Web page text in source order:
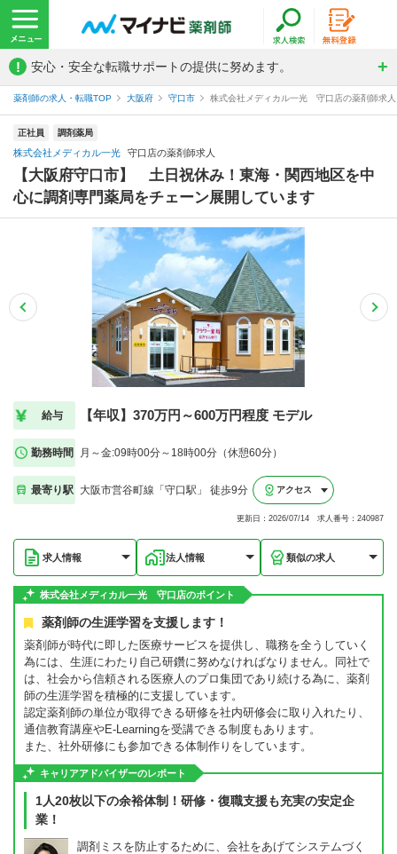
! 安心・安全な転職サポートの提供に努めます。
薬剤師の求人・転職TOP 大阪府 守口市 株式会社メディカル一光 守口店の薬剤師求人
正社員 調剤薬局
株式会社メディカル一光 守口店の薬剤師求人
【大阪府守口市】 土日祝休み！東海・関西地区を中
心に調剤専門薬局をチェーン展開しています
給与 【年収】370万円～600万円程度 モデル
勤務時間 月～金:09時00分～18時00分（休憩60分）
最寄り駅 大阪市営谷町線「守口駅」 徒歩9分 アクセス
更新日：2026/07/14 求人番号：240987
求人情報 法人情報 類似の求人
株式会社メディカル一光 守口店のポイント
薬剤師の生涯学習を支援します！
薬剤師が時代に即した医療サービスを提供し、職務を全うしていく
為には、生涯にわたり自己研鑽に努めなければなりません。同社で
は、社会から信頼される医療人のプロ集団であり続ける為に、薬剤
師の生涯学習を積極的に支援しています。
認定薬剤師の単位が取得できる研修を社内研修会に取り入れたり、
通信教育講座やE-Learningを受講できる制度もあります。
また、社外研修にも参加できる体制作りをしています。
キャリアアドバイザーのレポート
1人20枚以下の余裕体制！研修・復職支援も充実の安定企
業！
調剤ミスを防止するために、会社をあげてシステムづく